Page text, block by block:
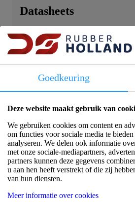
Datasheets
Specificaties
Aantal aders : 1
Bescherming
NBR PVC
Diameter in mm
: 3.8
Geleider
: Koper
Geleider extra
: Vertind
Gewicht (KG/KM) : 33.2
Halogeenvrij
:
351)
Goedkeuring
Deze website maakt gebruik van
We gebruiken cookies om content en
om functies voor sociale media te
analyseren. We delen ook informatie
met onze sociale-mediapartners,
partners kunnen deze gegevens
u aan hen heeft verstrekt of die zij
van hun diensten.
Meer informatie over cookies